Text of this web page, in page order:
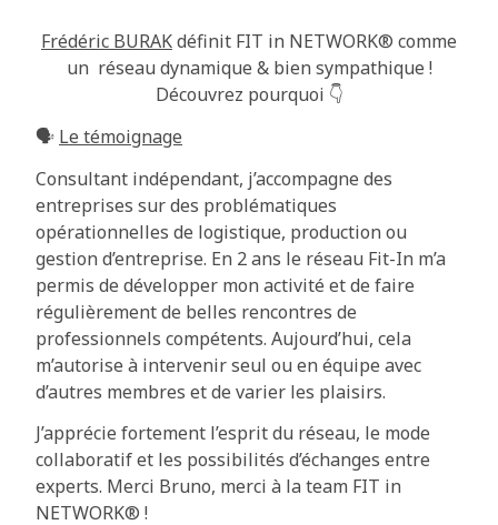
Frédéric BURAKdéfinit FIT in NETWORK®️ comme
un réseau dynamique & bien sympathique !
Découvrez pourquoi 👇
🗣️ Le témoignage
Consultant indépendant, j’accompagne des
entreprises sur des problématiques
opérationnelles de logistique, production ou
gestion d’entreprise. En 2 ans le réseau Fit-In m’a
permis de développer mon activité et de faire
régulièrement de belles rencontres de
professionnels compétents. Aujourd’hui, cela
m’autorise à intervenir seul ou en équipe avec
d’autres membres et de varier les plaisirs.
J’apprécie fortement l’esprit du réseau, le mode
collaboratif et les possibilités d’échanges entre
experts. Merci Bruno, merci à la team FIT in
NETWORK®️ !